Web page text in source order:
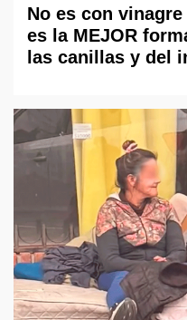
No es con
es la MEJOR
las canillas y del